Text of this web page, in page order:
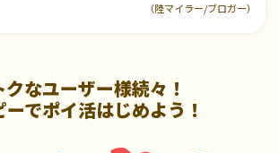
（陸マイラー/ブロガー）
クなユーザー様続々！
ーでポイ活はじめよう！